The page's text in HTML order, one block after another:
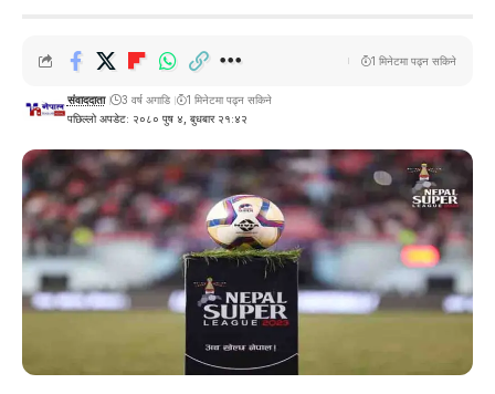
पछिल्लो अपडेट: २०८० पुष ४, बुधबार २१:४२
संवाददाता 3 वर्ष अगाडि 1 मिनेटमा पढ्न सकिने
1 मिनेटमा पढ्न सकिने